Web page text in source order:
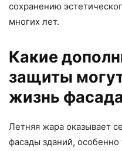
сохранению
многих лет.
Какие
защиты
жизнь
Летняя жара оказывает
фасады зданий, особенно